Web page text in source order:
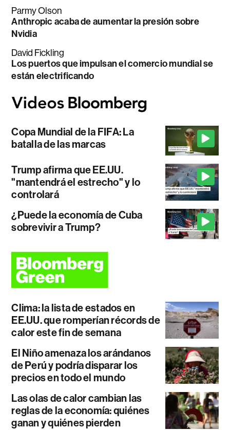
Parmy Olson
Anthropic acaba de aumentar la presión sobre
Nvidia
David Fickling
Los puertos que impulsan el comercio mundial se
están electrificando
Copa Mundial de la FIFA: La
batalla de las marcas
Trump afirma que EE.UU.
"mantendrá el estrecho" y lo
controlará
¿Puede la economía de Cuba
sobrevivir a Trump?
Clima: la lista de estados en
EE.UU. que romperían récords de
calor este fin de semana
El Niño amenaza los arándanos
de Perú y podría disparar los
precios en todo el mundo
Las olas de calor cambian las
reglas de la economía: quiénes
ganan y quiénes pierden